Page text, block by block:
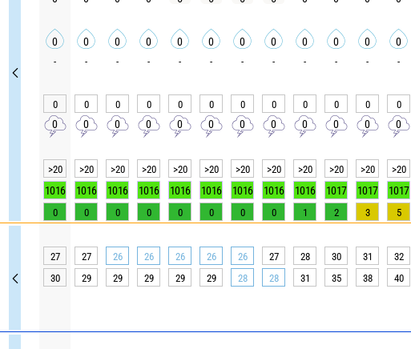
0 0 0 0 0 0 0 0 0 0 0 0
- - - - - - - - - - - -
0 0 0 0 0 0 0 0 0 0 0 0
0 0 0 0 0 0 0 0 0 0 0 0
>20 >20 >20 >20 >20 >20 >20 >20 >20 >20 >20 >20
1016 1016 1016 1016 1016 1016 1016 1016 1016 1017 1017 1017
0 0 0 0 0 0 0 0 1 2 3 5
27 27 26 26 26 26 26 27 28 30 31 32
30
29 29 29 29 29 28 28 31 35 38 40